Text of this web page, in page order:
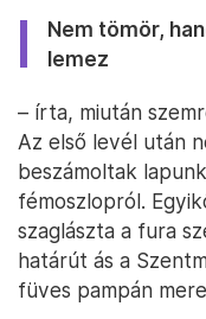
Nem tömör,
lemez
– írta, miután
Az első levél után
beszámoltak
fémoszlopról.
szaglászta a fura
határút ás a
füves pampán